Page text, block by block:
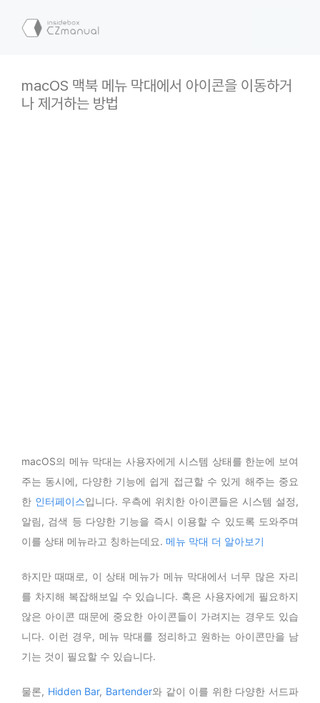
macOS 맥북 메뉴 막대에서 아이콘을 이동하거
나 제거하는 방법
macOS의 메뉴 막대는 사용자에게 시스템 상태를 한눈에 보여
주는 동시에, 다양한 기능에 쉽게 접근할 수 있게 해주는 중요
한 인터페이스입니다. 우측에 위치한 아이콘들은 시스템 설정,
알림, 검색 등 다양한 기능을 즉시 이용할 수 있도록 도와주며
이를 상태 메뉴라고 칭하는데요. 메뉴 막대 더 알아보기
하지만 때때로, 이 상태 메뉴가 메뉴 막대에서 너무 많은 자리
를 차지해 복잡해보일 수 있습니다. 혹은 사용자에게 필요하지
않은 아이콘 때문에 중요한 아이콘들이 가려지는 경우도 있습
니다. 이런 경우, 메뉴 막대를 정리하고 원하는 아이콘만을 남
기는 것이 필요할 수 있습니다.
물론, Hidden Bar, Bartender와 같이 이를 위한 다양한 서드파